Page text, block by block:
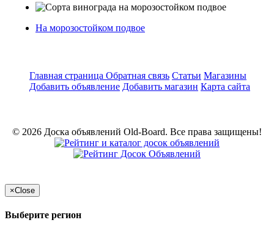
На морозостойком подвое
Главная страница Обратная связь Статьи Магазины
Добавить объявление Добавить магазин Карта сайта
© 2026 Доска объявлений Old-Board. Все права защищены!
×Close
Выберите регион